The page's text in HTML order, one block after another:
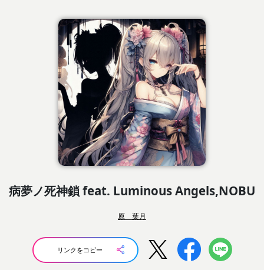
病夢ノ死神鎖 feat. Luminous Angels,NOBU
原 葉月
リンクをコピー